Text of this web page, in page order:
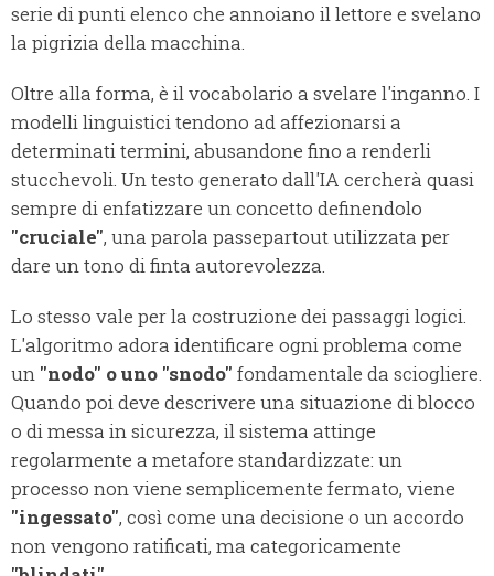
serie di punti elenco che annoiano il lettore e svelano
la pigrizia della macchina.
Oltre alla forma, è il vocabolario a svelare l'inganno. I
modelli linguistici tendono ad affezionarsi a
determinati termini, abusandone fino a renderli
stucchevoli. Un testo generato dall'IA cercherà quasi
sempre di enfatizzare un concetto definendolo
"cruciale", una parola passepartout utilizzata per
dare un tono di finta autorevolezza.
Lo stesso vale per la costruzione dei passaggi logici.
L'algoritmo adora identificare ogni problema come
un "nodo" o uno "snodo" fondamentale da sciogliere.
Quando poi deve descrivere una situazione di blocco
o di messa in sicurezza, il sistema attinge
regolarmente a metafore standardizzate: un
processo non viene semplicemente fermato, viene
"ingessato", così come una decisione o un accordo
non vengono ratificati, ma categoricamente